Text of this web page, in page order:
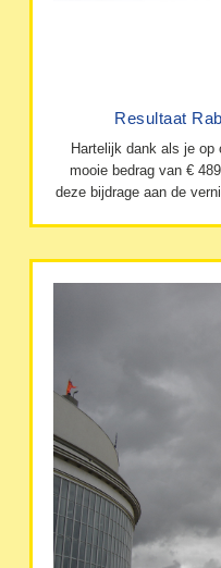
Resultaat
Hartelijk dank als je
mooie bedrag van €
deze bijdrage aan de